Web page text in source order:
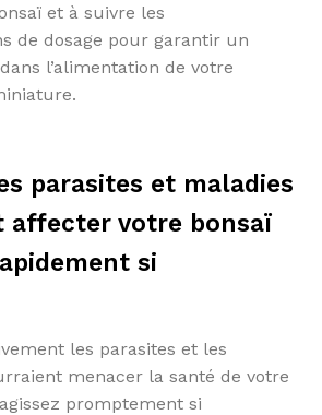
et à suivre les
de dosage pour garantir un
l’alimentation de votre
parasites et maladies
affecter votre bonsaï
si
les parasites et les
menacer la santé de votre
promptement si